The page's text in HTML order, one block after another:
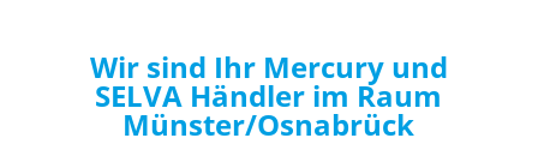
Wir sind Ihr Mercury und
SELVA Händler im Raum
Münster/Osnabrück